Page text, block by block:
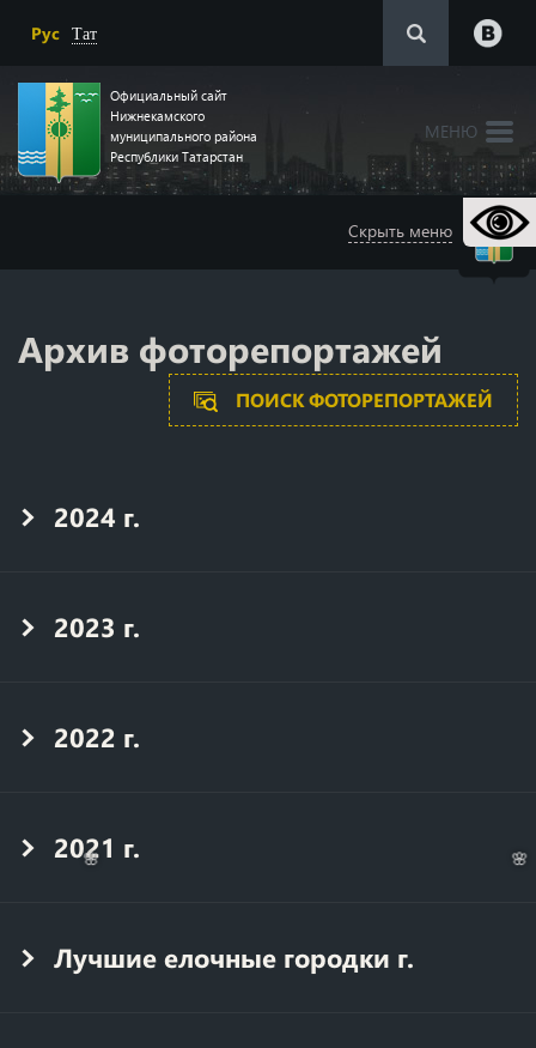
Рус Тат
Официальный сайт
Нижнекамского
муниципального района
Республики Татарстан
МЕНЮ
Скрыть меню
Архив фоторепортажей
ПОИСК ФОТОРЕПОРТАЖЕЙ
2024 г.
2023 г.
2022 г.
2021 г.
Лучшие елочные городки г.